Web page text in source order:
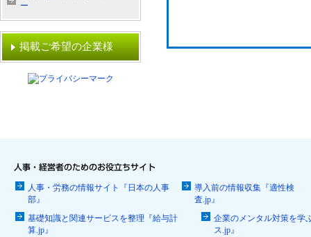
ー
掲載ご希望の企業様
人事・労務の情報サイト『日本の人事
部』
導入前の情報収集『適性検
査.jp』
基礎知識と関連サービスを整理『給与計
算.jp』
企業のメンタル対策を学
ス.jp』